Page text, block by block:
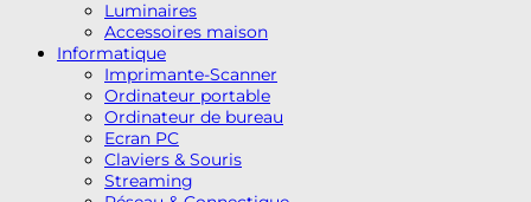
Luminaires
Accessoires maison
Informatique
Imprimante-Scanner
Ordinateur portable
Ordinateur de bureau
Ecran PC
Claviers & Souris
Streaming